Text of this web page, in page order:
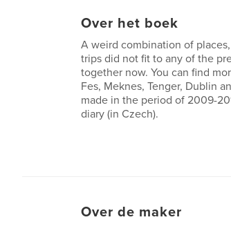
Over het boek
A weird combination of
trips did not fit to any of the
together now. You can find
Fes, Meknes, Tenger, Dublin
made in the period of 2009-
diary (in Czech).
Over de maker